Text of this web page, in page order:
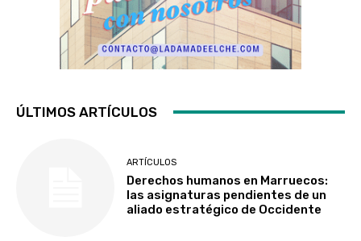
ÚLTIMOS ARTÍCULOS
ARTÍCULOS
Derechos humanos en Marruecos:
las asignaturas pendientes de un
aliado estratégico de Occidente